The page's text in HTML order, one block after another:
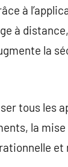
à
à
la
tous les
la